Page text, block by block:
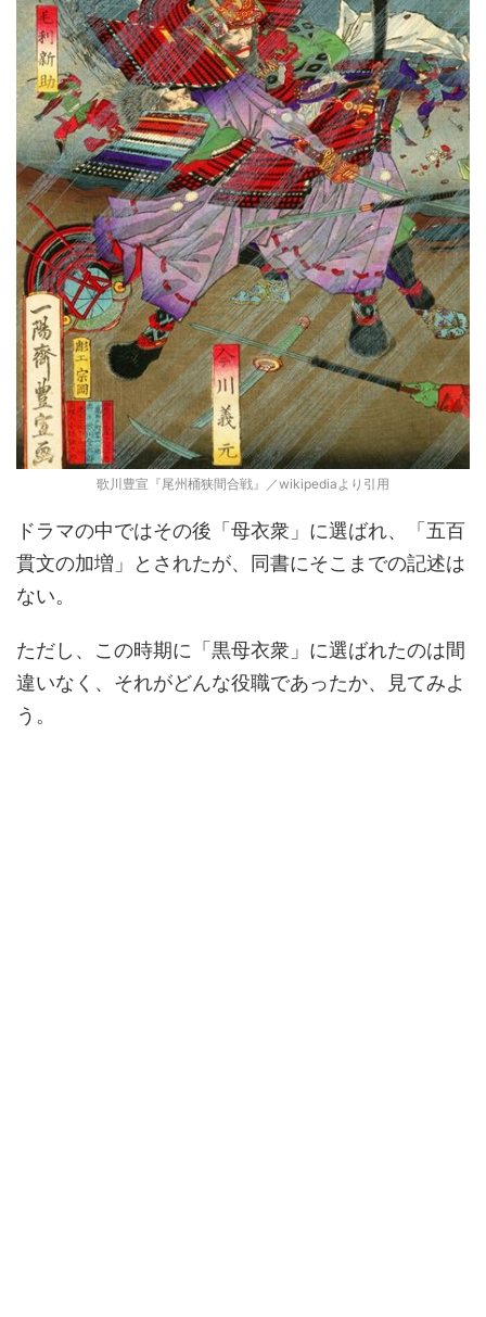
歌川豊宣『尾州桶狭間合戦』／wikipediaより引用
ドラマの中ではその後「母衣衆」に選ばれ、「五百
貫文の加増」とされたが、同書にそこまでの記述は
ない。
ただし、この時期に「黒母衣衆」に選ばれたのは間
違いなく、それがどんな役職であったか、見てみよ
う。